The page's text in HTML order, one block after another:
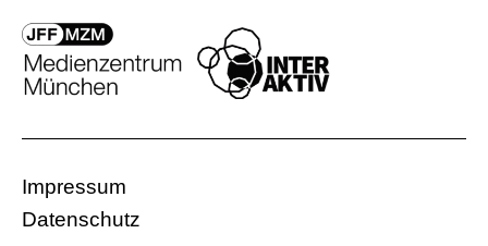
Impressum
Datenschutz